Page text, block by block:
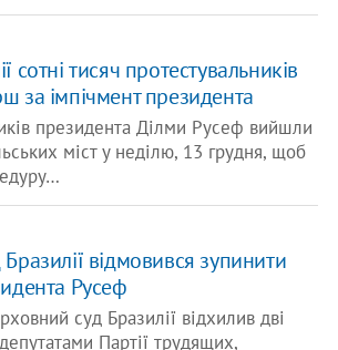
сотні тисяч протестувальників
за імпічмент президента
президента Ділми Русеф вийшли
міст у неділю, 13 грудня, щоб
відмовився зупинити
Русеф
суд Бразилії відхилив дві
Партії трудящих,